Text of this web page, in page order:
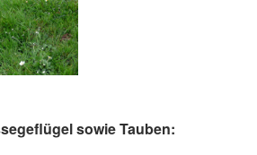
sowie Tauben: